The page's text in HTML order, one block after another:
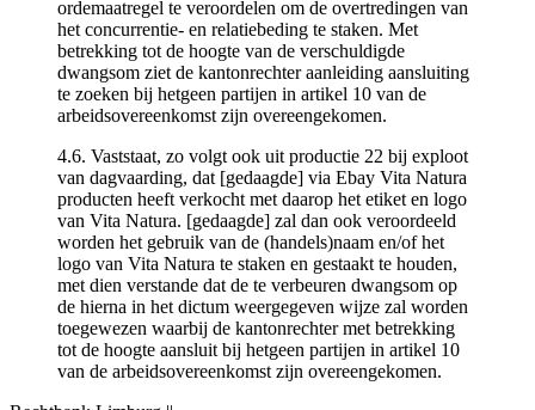
ordemaatregel te veroordelen om de overtredingen van
het concurrentie- en relatiebeding te staken. Met
betrekking tot de hoogte van de verschuldigde
dwangsom ziet de kantonrechter aanleiding aansluiting
te zoeken bij hetgeen partijen in artikel 10 van de
arbeidsovereenkomst zijn overeengekomen.
4.6. Vaststaat, zo volgt ook uit productie 22 bij exploot
van dagvaarding, dat [gedaagde] via Ebay Vita Natura
producten heeft verkocht met daarop het etiket en logo
van Vita Natura. [gedaagde] zal dan ook veroordeeld
worden het gebruik van de (handels)naam en/of het
logo van Vita Natura te staken en gestaakt te houden,
met dien verstande dat de te verbeuren dwangsom op
de hierna in het dictum weergegeven wijze zal worden
toegewezen waarbij de kantonrechter met betrekking
tot de hoogte aansluit bij hetgeen partijen in artikel 10
van de arbeidsovereenkomst zijn overeengekomen.